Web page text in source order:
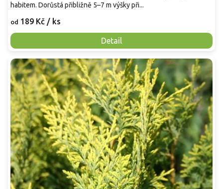
od 189 Kč / ks
Detail
habitem. Dorůstá přibližně 5–7 m výšky při...